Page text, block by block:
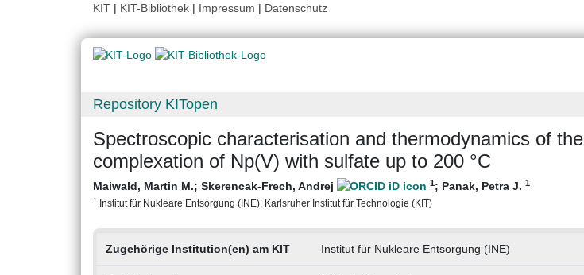
KIT | KIT-Bibliothek | Impressum | Datenschutz
Repository KITopen
Spectroscopic characterisation and thermodynamics of the
complexation of Np(V) with sulfate up to 200 °C
Maiwald, Martin M.; Skerencak-Frech, Andrej 1; Panak, Petra J. 1
1 Institut für Nukleare Entsorgung (INE), Karlsruher Institut für Technologie (KIT)
Zugehörige Institution(en) am KIT Institut für Nukleare Entsorgung (INE)